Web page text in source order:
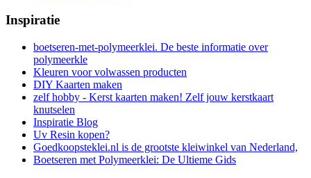
Inspiratie
boetseren-met-polymeerklei. De beste informatie over
polymeerkle
Kleuren voor volwassen producten
DIY Kaarten maken
zelf hobby - Kerst kaarten maken! Zelf jouw kerstkaart
knutselen
Inspiratie Blog
Uv Resin kopen?
Goedkoopsteklei.nl is de grootste kleiwinkel van Nederland,
Boetseren met Polymeerklei: De Ultieme Gids